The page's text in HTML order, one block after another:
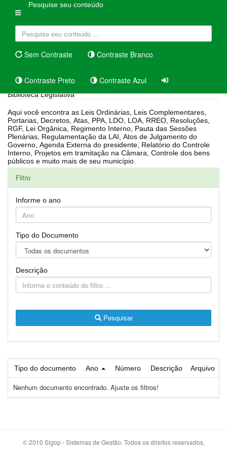
Pesquise seu conteúdo
Sem Contraste Contraste Branco
Contraste Preto Contraste Azul
Biblioteca Legislativa
Aqui você encontra as Leis Ordinárias, Leis Complementares,
Portarias, Decretos, Atas, PPA, LDO, LOA, RREO, Resoluções,
RGF, Lei Orgânica, Regimento Interno, Pauta das Sessões
Plenárias, Regulamentação da LAI, Atos de Julgamento do
Governo, Agenda Externa do presidente, Relatório do Controle
Interno, Projetos em tramitação na Câmara, Controle dos bens
públicos e muito mais de seu município.
Filtro
Informe o ano
Tipo do Documento
Descrição
Pesquisar
Tipo do documento Ano Número Descrição Arquivo
Nenhum documento encontrado. Ajuste os filtros!
© 2010 Sigop - Sistemas de Gestão. Todos os direitos reservados.